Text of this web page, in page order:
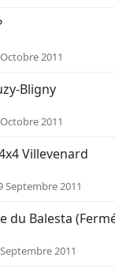
2011
Bligny
2011
Villevenard
Septembre 2011
du Balesta
2011